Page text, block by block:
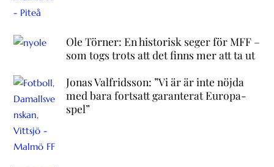
Ole Törner: En historisk seger för MFF –
som togs trots att det finns mer att ta ut
Jonas Valfridsson: ”Vi är är inte nöjda
med bara fortsatt garanterat Europa-
spel”